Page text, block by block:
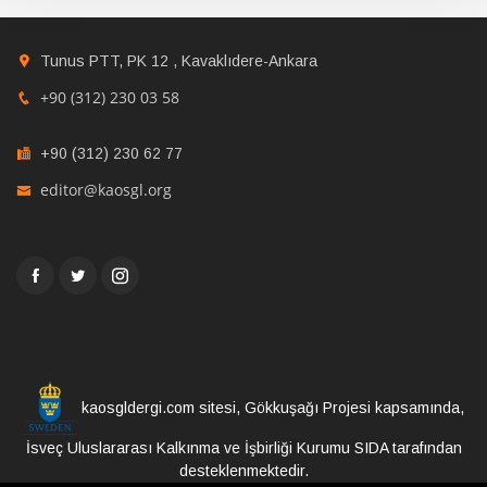
Tunus PTT, PK 12 , Kavaklıdere-Ankara
+90 (312) 230 03 58
+90 (312) 230 62 77
editor@kaosgl.org
kaosgldergi.com sitesi, Gökkuşağı Projesi kapsamında,
İsveç Uluslararası Kalkınma ve İşbirliği Kurumu SIDA tarafından
desteklenmektedir.